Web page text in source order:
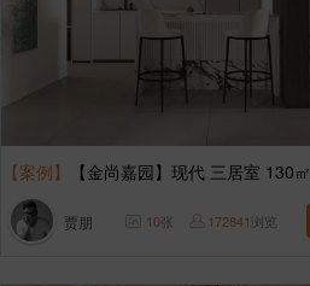
【案例】 【金尚嘉园】现代 三居室 130㎡
贾朋 10张 172841浏览